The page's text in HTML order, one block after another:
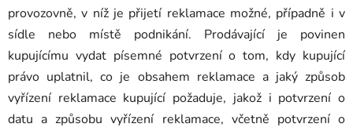
provozovně, v níž je přijetí reklamace možné, případně i v
sídle nebo místě podnikání. Prodávající je povinen
kupujícímu vydat písemné potvrzení o tom, kdy kupující
právo uplatnil, co je obsahem reklamace a jaký způsob
vyřízení reklamace kupující požaduje, jakož i potvrzení o
datu a způsobu vyřízení reklamace, včetně potvrzení o